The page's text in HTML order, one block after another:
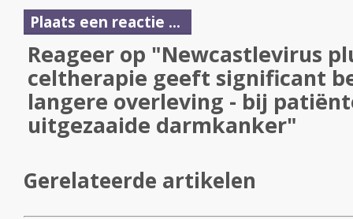
Plaats een reactie ...
Reageer op "Newcastlevirus
celtherapie geeft significant
langere overleving - bij
uitgezaaide darmkanker"
Gerelateerde artikelen